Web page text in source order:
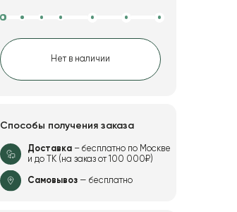
Нет в наличии
Способы получения заказа
Доставка– бесплатно по Москве
и до ТК (на заказ от 100 000₽)
Самовывоз— бесплатно